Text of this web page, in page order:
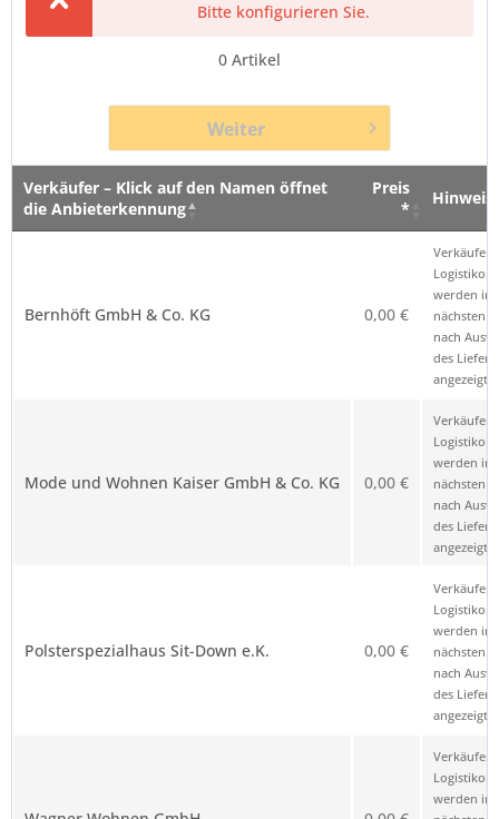
Bitte konfigurieren Sie.
0 Artikel
Weiter
Verkäufer – Klick auf den Namen öffnet
die Anbieterkennung
Preis
*
Hinweis
Bernhöft GmbH & Co. KG 0,00 €
Verkäufer
werden im
nächsten
nach
des
angezeigt.
Mode und Wohnen Kaiser GmbH & Co. KG 0,00 €
Verkäufer
werden im
nächsten
nach
des
angezeigt.
Polsterspezialhaus Sit-Down e.K. 0,00 €
Verkäufer
werden im
nächsten
nach
des
angezeigt.
Verkäufer
werden im